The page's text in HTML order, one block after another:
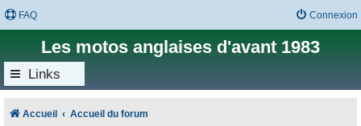
FAQ Connexion
Les motos anglaises d'avant 1983
Links
Accueil Accueil du forum